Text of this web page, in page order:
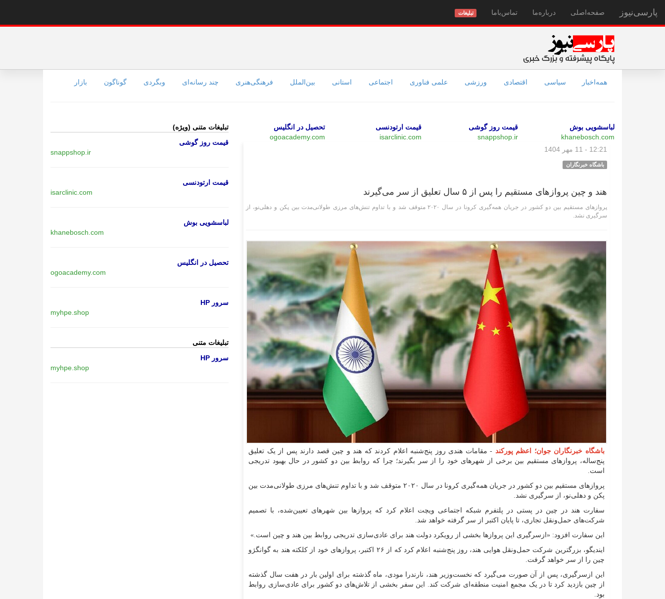
پارسی‌نیوز صفحه‌اصلی درباره‌ما تماس‌با‌ما تبلیغات
همه‌اخبار سیاسی اقتصادی ورزشی علمی فناوری اجتماعی استانی بین‌الملل فرهنگی‌هنری چند رسانه‌ای وبگردی گوناگون بازار
لباسشویی بوش
khanebosch.com
قیمت روز گوشی
snappshop.ir
قیمت ارتودنسی
isarclinic.com
تحصیل در انگلیس
ogoacademy.com
12:21 - 11 مهر 1404
باشگاه خبرنگاران
هند و چین پرواز‌های مستقیم را پس از ۵ سال تعلیق از سر می‌گیرند
پرواز‌های مستقیم بین دو کشور در جریان همه‌گیری کرونا در سال ۲۰۲۰ متوقف شد و با تداوم تنش‌های مرزی طولانی‌مدت بین پکن و دهلی‌نو، از
سرگیری نشد.
باشگاه خبرنگاران جوان؛ اعظم پورکند - مقامات هندی روز پنج‌شنبه اعلام کردند که هند و چین قصد دارند پس از یک تعلیق
پنج‌ساله، پرواز‌های مستقیم بین برخی از شهر‌های خود را از سر بگیرند؛ چرا که روابط بین دو کشور در حال بهبود تدریجی
است.
پرواز‌های مستقیم بین دو کشور در جریان همه‌گیری کرونا در سال ۲۰۲۰ متوقف شد و با تداوم تنش‌های مرزی طولانی‌مدت بین
پکن و دهلی‌نو، از سرگیری نشد.
سفارت هند در چین در پستی در پلتفرم شبکه اجتماعی ویچت اعلام کرد که پرواز‌ها بین شهر‌های تعیین‌شده، با تصمیم
شرکت‌های حمل‌ونقل تجاری، تا پایان اکتبر از سر گرفته خواهد شد.
این سفارت افزود: «ازسرگیری این پرواز‌ها بخشی از رویکرد دولت هند برای عادی‌سازی تدریجی روابط بین هند و چین است.»
ایندیگو، بزرگترین شرکت حمل‌ونقل هوایی هند، روز پنج‌شنبه اعلام کرد که از ۲۶ اکتبر، پرواز‌های خود از کلکته هند به گوانگژو
چین را از سر خواهد گرفت.
این ازسرگیری، پس از آن صورت می‌گیرد که نخست‌وزیر هند، نارندرا مودی، ماه گذشته برای اولین بار در هفت سال گذشته
از چین بازدید کرد تا در یک مجمع امنیت منطقه‌ای شرکت کند. این سفر بخشی از تلاش‌های دو کشور برای عادی‌سازی روابط
بود.
تبلیغات متنی (ویژه)
قیمت روز گوشی
snappshop.ir
قیمت ارتودنسی
isarclinic.com
لباسشویی بوش
khanebosch.com
تحصیل در انگلیس
ogoacademy.com
سرور HP
myhpe.shop
تبلیغات متنی
سرور HP
myhpe.shop